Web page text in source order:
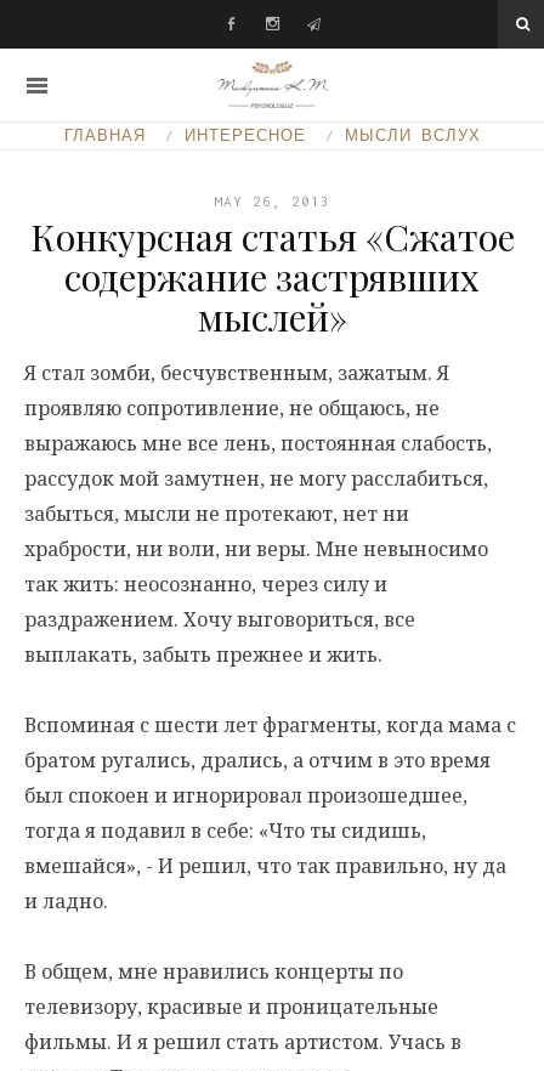
ГЛАВНАЯ ИНТЕРЕСНОЕ МЫСЛИ ВСЛУХ
MAY 26, 2013
Конкурсная статья «Сжатое
содержание застрявших
мыслей»
Я стал зомби, бесчувственным, зажатым. Я
проявляю сопротивление, не общаюсь, не
выражаюсь мне все лень, постоянная слабость,
рассудок мой замутнен, не могу расслабиться,
забыться, мысли не протекают, нет ни
храбрости, ни воли, ни веры. Мне невыносимо
так жить: неосознанно, через силу и
раздражением. Хочу выговориться, все
выплакать, забыть прежнее и жить.
Вспоминая с шести лет фрагменты, когда мама с
братом ругались, дрались, а отчим в это время
был спокоен и игнорировал произошедшее,
тогда я подавил в себе: «Что ты сидишь,
вмешайся», - И решил, что так правильно, ну да
и ладно.
В общем, мне нравились концерты по
телевизору, красивые и проницательные
фильмы. И я решил стать артистом. Учась в